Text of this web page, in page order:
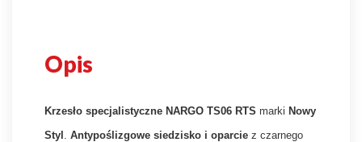
Opis
Krzesło specjalistyczne NARGO TS06 RTS marki Nowy
Styl Antypoślizgowe siedzisko i oparcie z czarnego